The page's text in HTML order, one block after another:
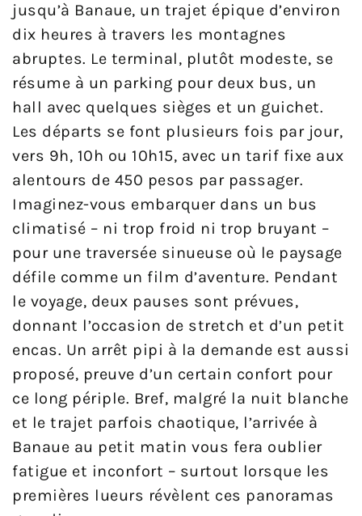
jusqu’à Banaue, un trajet épique d’environ
dix heures à travers les montagnes
abruptes. Le terminal, plutôt modeste, se
résume à un parking pour deux bus, un
hall avec quelques sièges et un guichet.
Les départs se font plusieurs fois par jour,
vers 9h, 10h ou 10h15, avec un tarif fixe aux
alentours de 450 pesos par passager.
Imaginez-vous embarquer dans un bus
climatisé – ni trop froid ni trop bruyant –
pour une traversée sinueuse où le paysage
défile comme un film d’aventure. Pendant
le voyage, deux pauses sont prévues,
donnant l’occasion de stretch et d’un petit
encas. Un arrêt pipi à la demande est aussi
proposé, preuve d’un certain confort pour
ce long périple. Bref, malgré la nuit blanche
et le trajet parfois chaotique, l’arrivée à
Banaue au petit matin vous fera oublier
fatigue et inconfort – surtout lorsque les
premières lueurs révèlent ces panoramas